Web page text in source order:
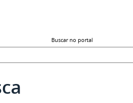
Buscar no portal